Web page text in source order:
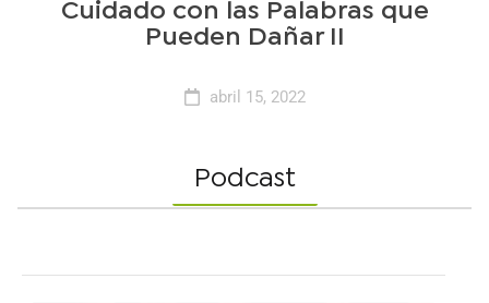
Cuidado con las Palabras que
Pueden Dañar II
abril 15, 2022
Podcast